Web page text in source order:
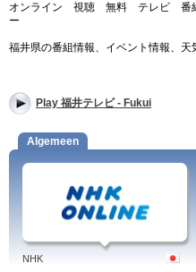
オンライン 視聴 無料 テレビ
ー
福井県の番組情報、イベント情報、天
Play 福井テレビ - Fukui
Algemeen
NHK